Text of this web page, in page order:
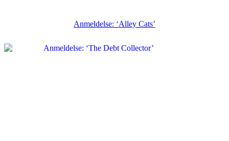
Anmeldelse: ‘Alley Cats’